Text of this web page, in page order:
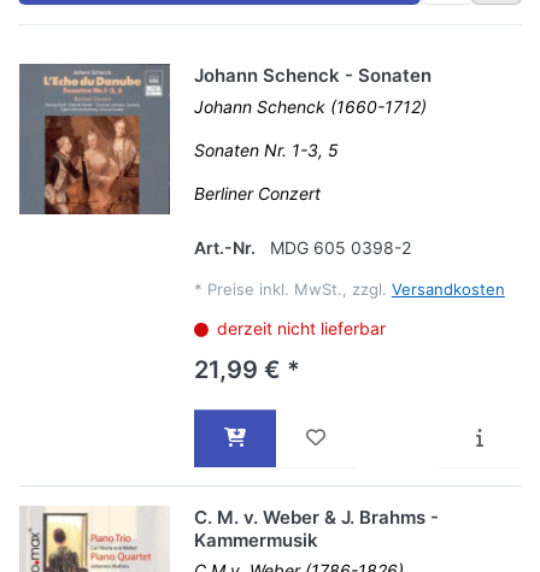
Johann Schenck - Sonaten
Johann Schenck (1660-1712)
Sonaten Nr. 1-3, 5
Berliner Conzert
Art.-Nr. MDG 605 0398-2
* Preise inkl. MwSt., zzgl. Versandkosten
derzeit nicht lieferbar
21,99 € *
C. M. v. Weber & J. Brahms -
Kammermusik